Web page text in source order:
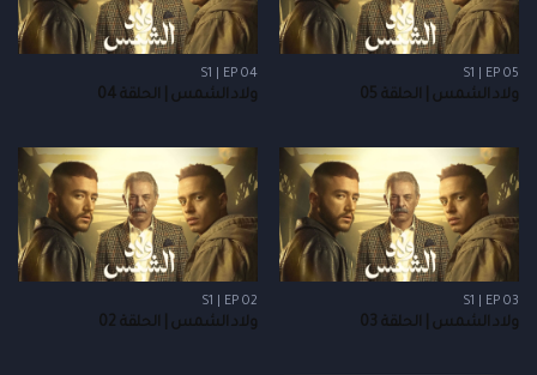
S1 | EP 05
ولاد الشمس | الحلقة 05
S1 | EP 04
ولاد الشمس | الحلقة 04
S1 | EP 03
ولاد الشمس | الحلقة 03
S1 | EP 02
ولاد الشمس | الحلقة 02